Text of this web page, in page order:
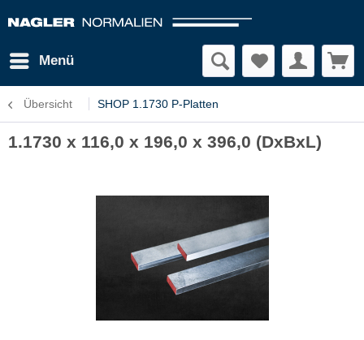
Menü
Übersicht SHOP 1.1730 P-Platten
1.1730 x 116,0 x 196,0 x 396,0 (DxBxL)